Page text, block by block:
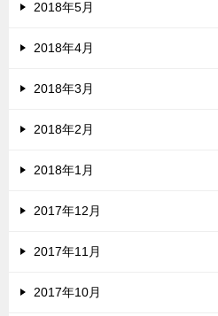
2018年5月
2018年4月
2018年3月
2018年2月
2018年1月
2017年12月
2017年11月
2017年10月